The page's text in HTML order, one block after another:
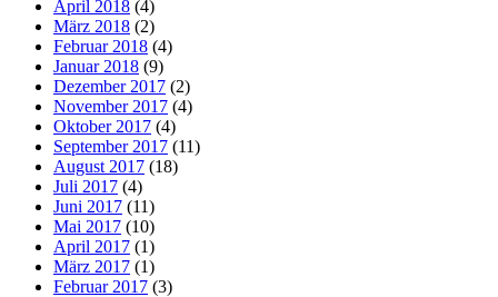
April 2018 (4)
März 2018 (2)
Februar 2018 (4)
Januar 2018 (9)
Dezember 2017 (2)
November 2017 (4)
Oktober 2017 (4)
September 2017 (11)
August 2017 (18)
Juli 2017 (4)
Juni 2017 (11)
Mai 2017 (10)
April 2017 (1)
März 2017 (1)
Februar 2017 (3)